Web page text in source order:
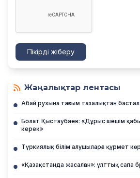
Пікірді жіберу
Жаңалықтар лентасы
Абай рухына тағзым тазалықтан
Болат Қыстаубаев: «Дұрыс шешім
керек»
Түркиялық білім алушыларға құрмет
«Қазақстанда